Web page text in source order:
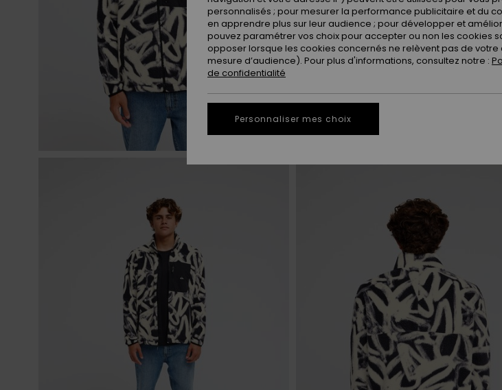
personnalisés ; pour mesurer la performance publicitaire et du
en apprendre plus sur leur audience ; pour développer et
pouvez paramétrer vos choix pour accepter ou non les cookies
opposer lorsque les cookies concernés ne relèvent pas de
mesure d’audience). Pour plus d'informations, consultez notre :
de confidentialité
Personnaliser mes choix